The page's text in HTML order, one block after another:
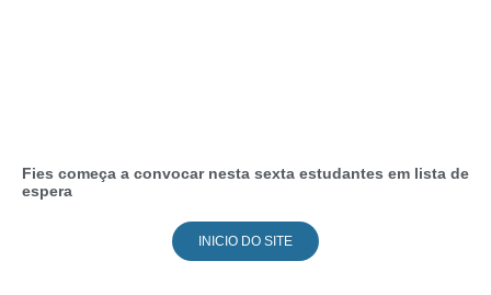
Fies começa a convocar nesta sexta estudantes em lista de
espera
INICIO DO SITE